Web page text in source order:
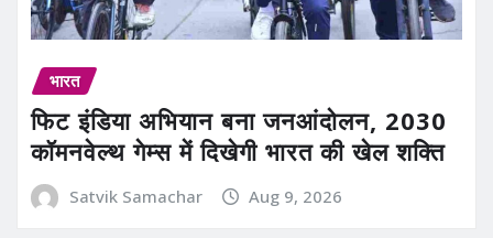
भारत
फिट इंडिया अभियान बना जनआंदोलन, 2030
कॉमनवेल्थ गेम्स में दिखेगी भारत की खेल शक्ति
Satvik Samachar Aug 9, 2026